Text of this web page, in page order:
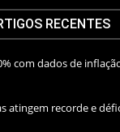
RECENTES
com dados de
atingem recorde e